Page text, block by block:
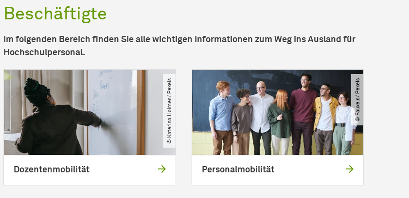
Beschäftigte
Im folgenden Bereich finden Sie alle wichtigen Informationen zum Weg ins Ausland für
Hochschulpersonal.
© Katerina Holmes​/​ Pexels
Dozentenmobilität
© Fauxels​/​ Pexels
Personalmobilität